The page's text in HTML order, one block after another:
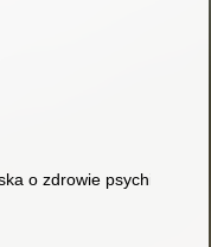
uczniów. Cz.
o zdrowie psychiczne